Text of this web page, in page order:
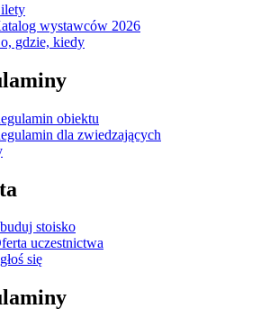
wystawców 2026
gdzie, kiedy
obiektu
dla zwiedzających
stoisko
uczestnictwa
się